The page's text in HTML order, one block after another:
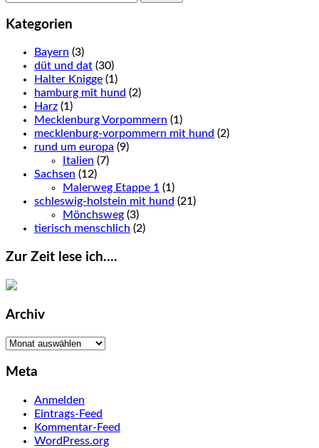
Kategorien
Bayern (3)
düt und dat (30)
Halter Knigge (1)
hamburg mit hund (2)
Harz (1)
Mecklenburg Vorpommern (1)
mecklenburg-vorpommern mit hund (2)
rund um europa (9)
Italien (7)
Sachsen (12)
Malerweg Etappe 1 (1)
schleswig-holstein mit hund (21)
Mönchsweg (3)
tierisch menschlich (2)
Zur Zeit lese ich….
Archiv
Archiv
Meta
Anmelden
Eintrags-Feed
Kommentar-Feed
WordPress.org